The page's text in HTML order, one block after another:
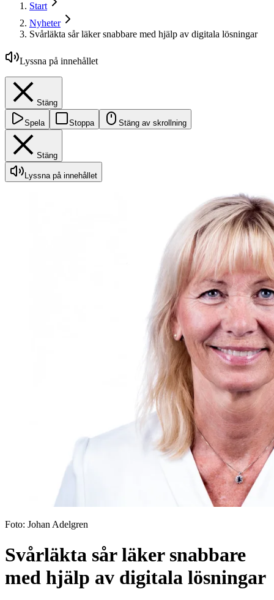
Start
Nyheter
Svårläkta sår läker snabbare med hjälp av digitala lösningar
Lyssna på innehållet
Stäng
Spela Stoppa Stäng av skrollning
Stäng
Lyssna på innehållet
Foto: Johan Adelgren
Svårläkta sår läker snabbare
med hjälp av digitala lösningar